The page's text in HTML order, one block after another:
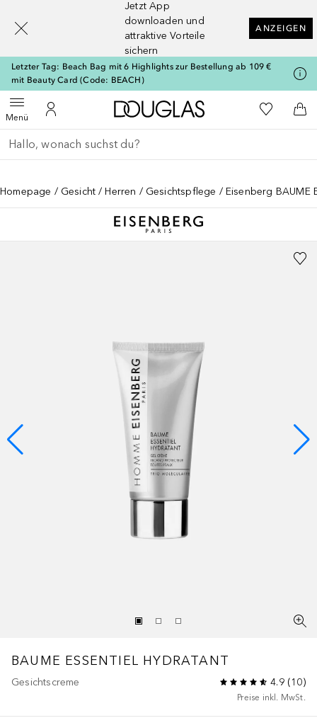
Jetzt App
downloaden und
attraktive Vorteile
sichern
ANZEIGEN
Letzter Tag: Beach Bag mit 6 Highlights zur Bestellung ab 109 €
mit Beauty Card (Code: BEACH)
MenüMenü öffnenZu Meinem Kundenkonto
Zur Douglas Startseite
Zu Meiner
Gehe zurück
Suche ausführen
Homepage Gesicht Herren Gesichtspflege Eisenberg BAUME
BAUME ESSENTIEL HYDRATANT
Gesichtscreme 4.9(10)
Preise inkl. MwSt.
[navigation.slideout.screenreader]